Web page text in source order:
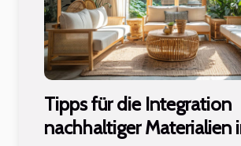
Tipps für die Integration
nachhaltiger Materialien